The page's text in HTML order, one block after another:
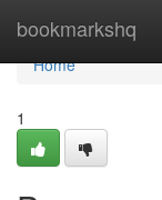
bookmarkshq
Home
Home
1